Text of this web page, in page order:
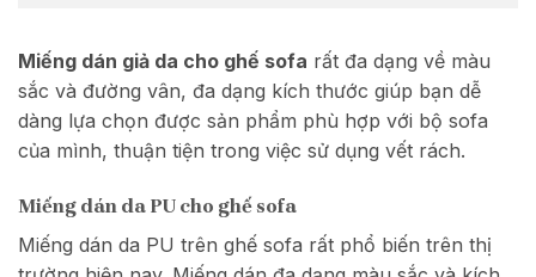
Miếng dán giả da cho ghế sofa rất đa dạng về màu
sắc và đường vân, đa dạng kích thước giúp bạn dễ
dàng lựa chọn được sản phẩm phù hợp với bộ sofa
của mình, thuận tiện trong việc sử dụng vết rách.
Miếng dán da PU cho ghế sofa
Miếng dán da PU trên ghế sofa rất phổ biến trên thị